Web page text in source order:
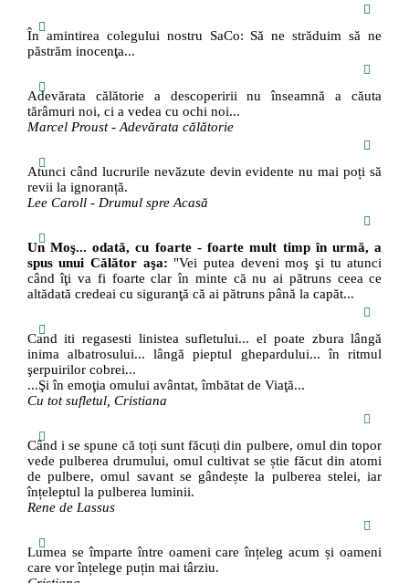
În amintirea colegului nostru SaCo: Să ne străduim să ne
păstrăm inocenţa...
Adevărata călătorie a descoperirii nu înseamnă a căuta
tărâmuri noi, ci a vedea cu ochi noi...
Marcel Proust - Adevărata călătorie
Atunci când lucrurile nevăzute devin evidente nu mai poți să
revii la ignoranță.
Lee Caroll - Drumul spre Acasă
Un Moş... odată, cu foarte - foarte mult timp în urmă, a
spus unui Călător aşa: "Vei putea deveni moş şi tu atunci
când îţi va fi foarte clar în minte că nu ai pătruns ceea ce
altădată credeai cu siguranţă că ai pătruns până la capăt...
Cand iti regasesti linistea sufletului... el poate zbura lângă
inima albatrosului... lângă pieptul ghepardului... în ritmul
şerpuirilor cobrei...
...Şi în emoţia omului avântat, îmbătat de Viaţă...
Cu tot sufletul, Cristiana
Când i se spune că toți sunt făcuți din pulbere, omul din topor
vede pulberea drumului, omul cultivat se știe făcut din atomi
de pulbere, omul savant se gândește la pulberea stelei, iar
înțeleptul la pulberea luminii.
Rene de Lassus
Lumea se împarte între oameni care înțeleg acum și oameni
care vor înțelege puțin mai târziu.